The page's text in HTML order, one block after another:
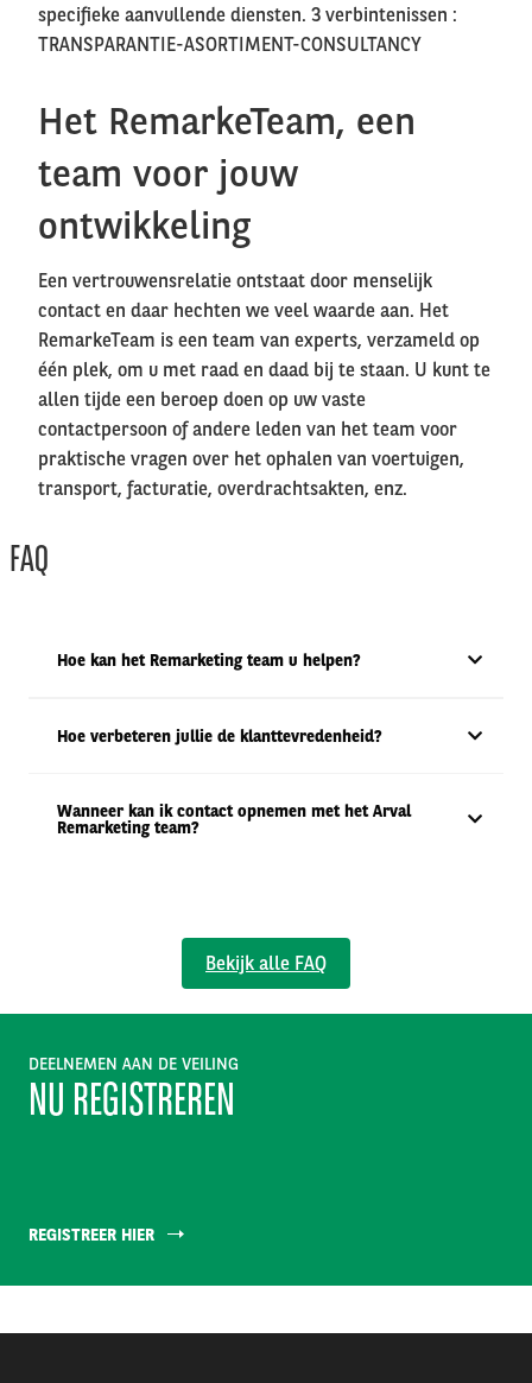
specifieke aanvullende diensten. 3 verbintenissen :
TRANSPARANTIE-ASORTIMENT-CONSULTANCY
Het RemarkeTeam, een
team voor jouw
ontwikkeling
Een vertrouwensrelatie ontstaat door menselijk
contact en daar hechten we veel waarde aan. Het
RemarkeTeam is een team van experts, verzameld op
één plek, om u met raad en daad bij te staan. U kunt te
allen tijde een beroep doen op uw vaste
contactpersoon of andere leden van het team voor
praktische vragen over het ophalen van voertuigen,
transport, facturatie, overdrachtsakten, enz.
FAQ
Hoe kan het Remarketing team u helpen?
Hoe verbeteren jullie de klanttevredenheid?
Wanneer kan ik contact opnemen met het Arval
Remarketing team?
Bekijk alle FAQ
DEELNEMEN AAN DE VEILING
NU REGISTREREN
REGISTREER HIER